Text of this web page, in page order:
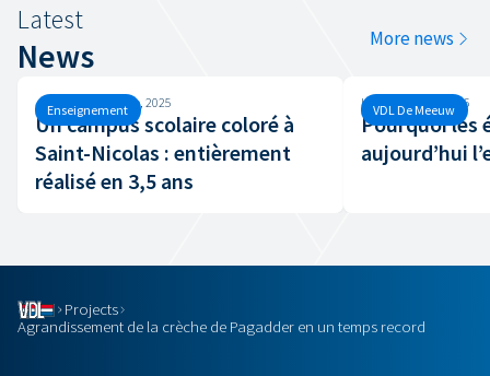
Latest
News More news
Enseignement
Jeudi, 25 septembre, 2025
Un campus scolaire coloré à
Saint-Nicolas : entièrement
réalisé en 3,5 ans
VDL De Meeuw
Lundi, 9 février, 2026
Pourquoi les
aujourd’hui
Projects
Agrandissement de la crèche de Pagadder en un temps record